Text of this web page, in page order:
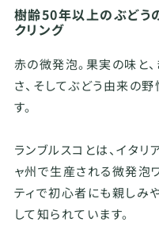
樹齢50年以上のぶどう
クリング
赤の微発泡。果実の味と
さ、そしてぶどう由来の
す。
ランブルスコとは、イタリ
ャ州で生産される微発泡
ティで初心者にも親しみ
して知られています。